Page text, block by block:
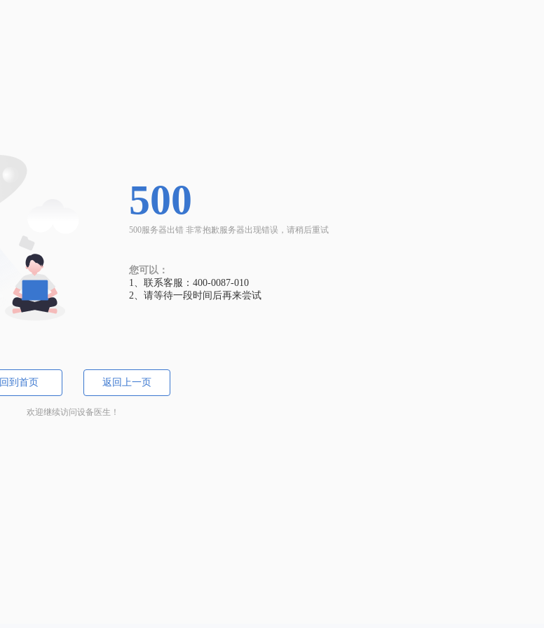
500
500服务器出错 非常抱歉服务器出现错误，请稍后重试
您可以：
1、联系客服：400-0087-010
2、请等待一段时间后再来尝试
回到首页 返回上一页
欢迎继续访问设备医生！